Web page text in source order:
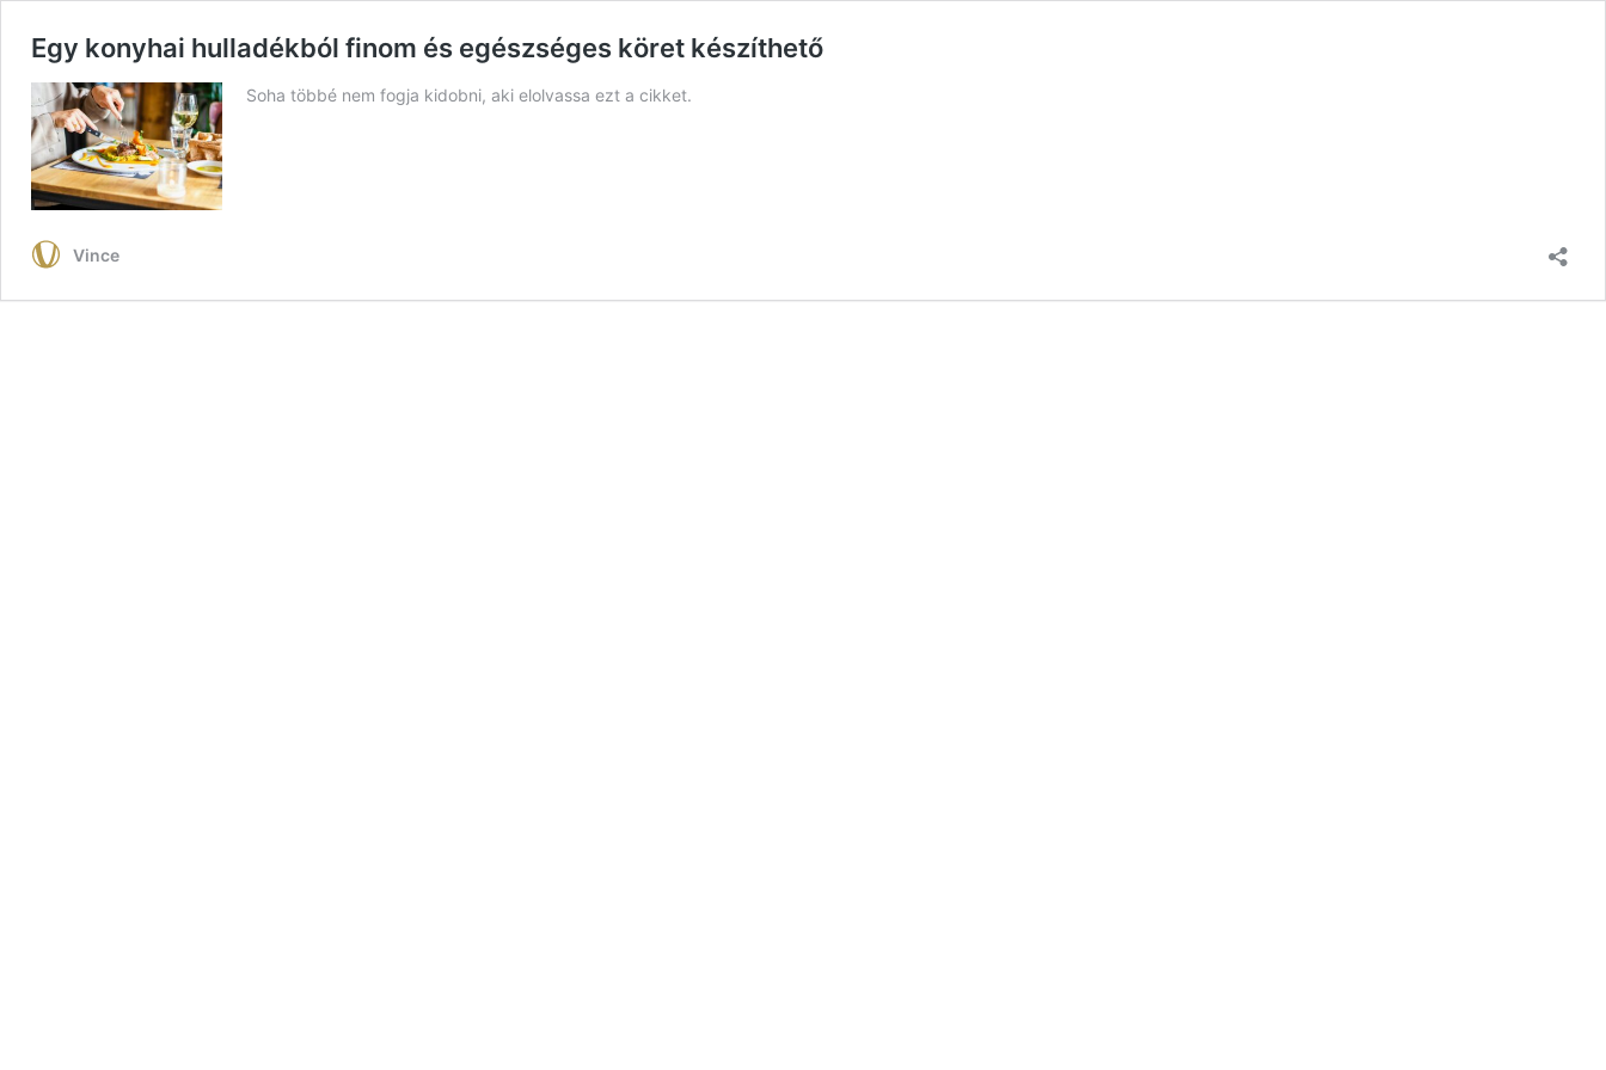
Egy konyhai hulladékból finom és egészséges köret készíthető
Soha többé nem fogja kidobni, aki elolvassa ezt a cikket.
Vince